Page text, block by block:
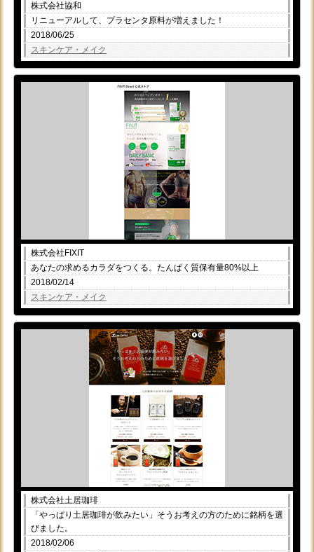
株式会社協和
リニューアルして、プラセンタ原料が増えました！
2018/06/25
スキンケア・メイク
株式会社FIXIT
あなたの求めるカラダをつくる。たんぱく質保有量80%以上
2018/02/14
スキンケア・メイク
株式会社土居珈琲
「やっぱり土居珈琲が飲みたい」そうお考えの方のために銘柄を選
びました。
2018/02/06